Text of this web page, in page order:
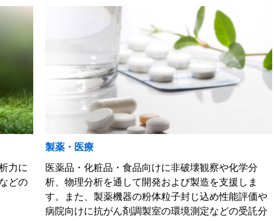
力に
どの
製薬・医療
医薬品・化粧品・食品向けに非破壊観察や化学分
析、物理分析を通して開発および製造を支援しま
す。また、製薬機器の粉体粒子封じ込め性能評価や
病院向けに抗がん剤調製室の環境測定などの受託分